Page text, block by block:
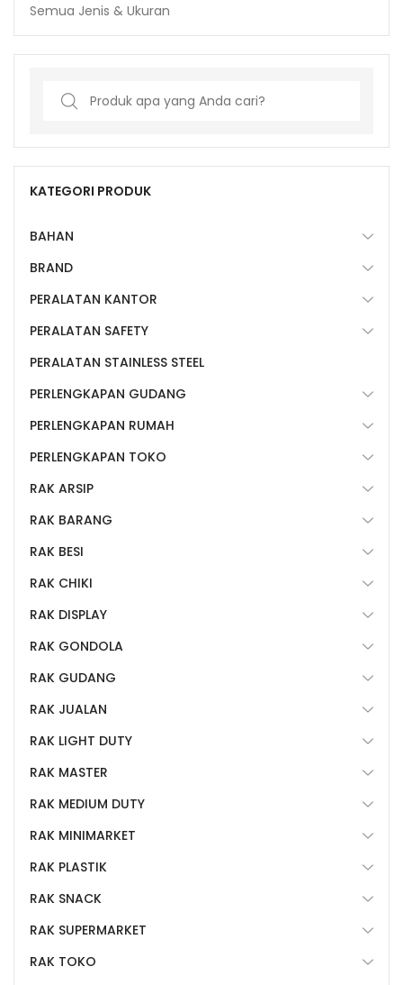
Semua Jenis & Ukuran
Search
KATEGORI PRODUK
BAHAN
BRAND
PERALATAN KANTOR
PERALATAN SAFETY
PERALATAN STAINLESS STEEL
PERLENGKAPAN GUDANG
PERLENGKAPAN RUMAH
PERLENGKAPAN TOKO
RAK ARSIP
RAK BARANG
RAK BESI
RAK CHIKI
RAK DISPLAY
RAK GONDOLA
RAK GUDANG
RAK JUALAN
RAK LIGHT DUTY
RAK MASTER
RAK MEDIUM DUTY
RAK MINIMARKET
RAK PLASTIK
RAK SNACK
RAK SUPERMARKET
RAK TOKO